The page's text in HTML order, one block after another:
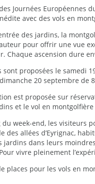
Journées Européennes
avec des vols en
des jardins, la
pour offrir une vue
Chaque ascension dure
sont proposées le samedi
20 septembre de
est proposée sur
et le vol en montgolfière
du week-end, les visiteurs
des allées d’Eyrignac,
jardins dans leurs
vivre pleinement
places pour les vols en